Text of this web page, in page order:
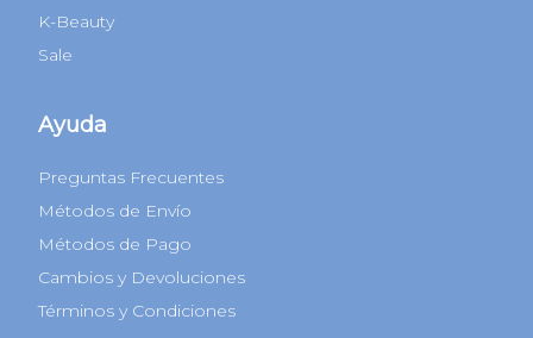
K-Beauty
Sale
Ayuda
Preguntas Frecuentes
Métodos de Envío
Métodos de Pago
Cambios y Devoluciones
Términos y Condiciones